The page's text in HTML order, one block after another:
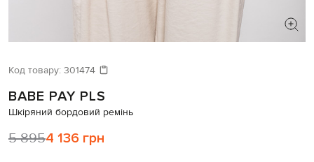
Давайте підберемо щось ще
Схожі товари
Код товару: 301474
BABE PAY PLS
Шкіряний бордовий ремінь
5 8954 136 грн